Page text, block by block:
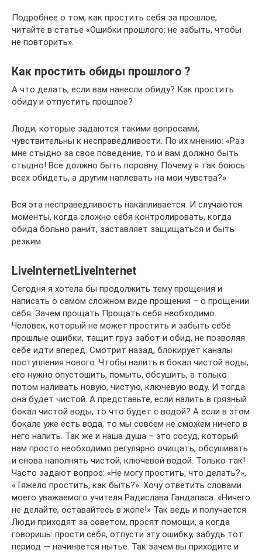
Подробнее о том, как простить себя за прошлое,
читайте в статье «Ошибки прошлого: не забыть, чтобы
не повторить».
Как простить обиды прошлого ?
А что делать, если вам нанесли обиду? Как простить
обиду и отпустить прошлое?
Люди, которые задаются такими вопросами,
чувствительны к несправедливости. По их мнению: «Раз
мне стыдно за свое поведение, то и вам должно быть
стыдно! Все должно быть поровну. Почему я так боюсь
всех обидеть, а другим наплевать на мои чувства?»
Вся эта несправедливость накапливается. И случаются
моменты, когда сложно себя контролировать, когда
обида больно ранит, заставляет защищаться и быть
резким.
LiveInternetLiveInternet
Сегодня я хотела бы продолжить тему прощения и
написать о самом сложном виде прощения – о прощении
себя. Зачем прощать Прощать себя необходимо.
Человек, который не может простить и забыть себе
прошлые ошибки, тащит груз забот и обид, не позволяя
себе идти вперед. Смотрит назад, блокирует каналы
поступления нового. Чтобы налить в бокал чистой воды,
его нужно опустошить, помыть, обсушить, а только
потом наливать новую, чистую, ключевую воду. И тогда
она будет чистой. А представьте, если налить в грязный
бокал чистой воды, то что будет с водой? А если в этом
бокале уже есть вода, то мы совсем не сможем ничего в
него налить. Так же и наша душа – это сосуд, который
нам просто необходимо регулярно очищать, обсушивать
и снова наполнять чистой, ключевой водой. Только так!
Часто задают вопрос: «Не могу простить, что делать?»,
«Тяжело простить, как быть?». Хочу ответить словами
моего уважаемого учителя Радислава Гандапаса: «Ничего
не делайте, оставайтесь в жопе!» Так ведь и получается.
Люди приходят за советом, просят помощи, а когда
говоришь: прости себя, отпусти эту ошибку, забудь тот
период — начинается нытье. Так зачем вы приходите и